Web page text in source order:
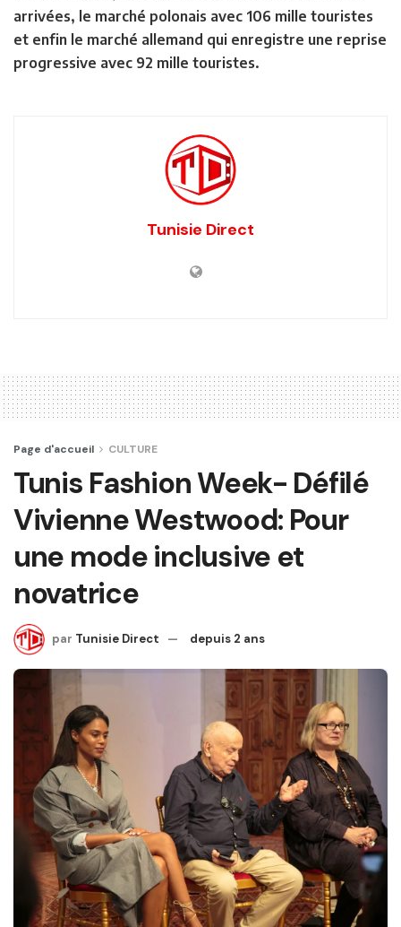
arrivées, le marché polonais avec 106 mille touristes
et enfin le marché allemand qui enregistre une reprise
progressive avec 92 mille touristes.
Tunisie Direct
Page d'accueil CULTURE
Tunis Fashion Week- Défilé
Vivienne Westwood: Pour
une mode inclusive et
novatrice
par Tunisie Direct depuis 2 ans